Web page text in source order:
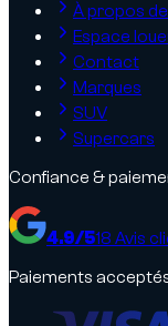
À propos
Espace
Contact
Marques
SUV
Supercars
Confiance &
4.9/518 Avis
Paiements